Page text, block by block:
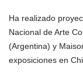
Ha realizado
Nacional de Arte
(Argentina) y
exposiciones en